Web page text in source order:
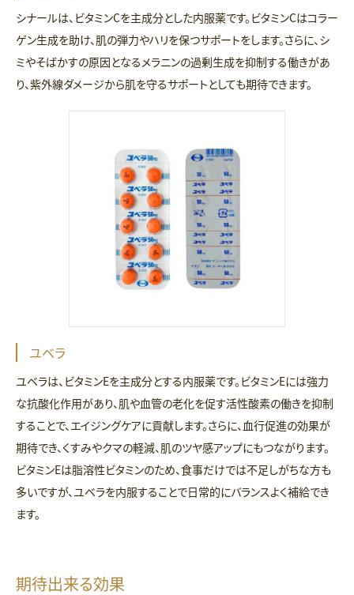
シナールは、ビタミンCを主成分とした内服薬です。ビタミンCはコラー
ゲン生成を助け、肌の弾力やハリを保つサポートをします。さらに、シ
ミやそばかすの原因となるメラニンの過剰生成を抑制する働きがあ
り、紫外線ダメージから肌を守るサポートとしても期待できます。
ユベラ
ユベラは、ビタミンEを主成分とする内服薬です。ビタミンEには強力
な抗酸化作用があり、肌や血管の老化を促す活性酸素の働きを抑制
することで、エイジングケアに貢献します。さらに、血行促進の効果が
期待でき、くすみやクマの軽減、肌のツヤ感アップにもつながります。
ビタミンEは脂溶性ビタミンのため、食事だけでは不足しがちな方も
多いですが、ユベラを内服することで日常的にバランスよく補給でき
ます。
期待出来る効果